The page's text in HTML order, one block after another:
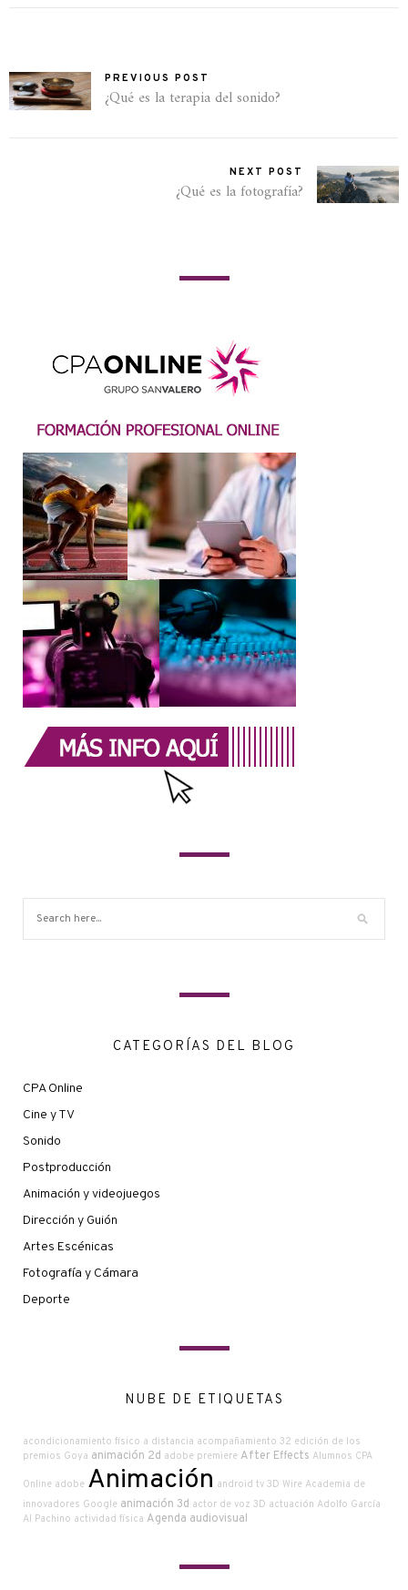
PREVIOUS POST
¿Qué es la terapia del sonido?
NEXT POST
¿Qué es la fotografía?
CATEGORÍAS DEL BLOG
CPA Online
Cine y TV
Sonido
Postproducción
Animación y videojuegos
Dirección y Guión
Artes Escénicas
Fotografía y Cámara
Deporte
NUBE DE ETIQUETAS
acondicionamiento físico a distancia acompañamiento 32 edición de los
premios Goya animación 2d adobe premiere After Effects Alumnos CPA
Online adobe Animación android tv 3D Wire Academia de
innovadores Google animación 3d actor de voz 3D actuación Adolfo García
Al Pachino actividad física Agenda audiovisual